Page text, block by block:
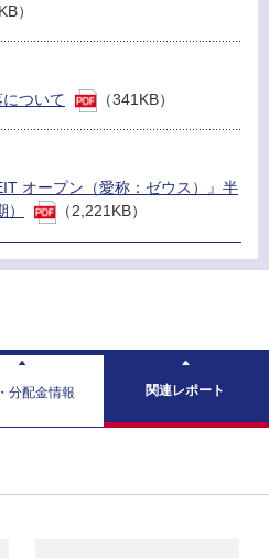
）
ついて
（341KB）
オープン（愛称：ゼウス）』半
（2,221KB）
分配金情報 関連レポート